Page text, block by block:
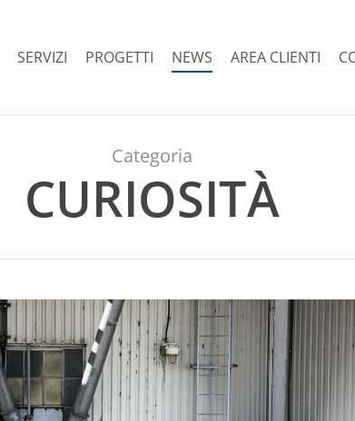
SERVIZI PROGETTI NEWS AREA CLIENTI
Categoria
CURIOSITÀ